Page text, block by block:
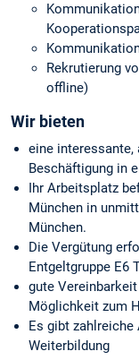
Rekrutierung
offline)
Wir bieten
eine interessante,
Beschäftigung in
Ihr Arbeitsplatz
München in
München.
Die Vergütung
Entgeltgruppe E6
gute
Möglichkeit zum
Es gibt
Weiterbildung